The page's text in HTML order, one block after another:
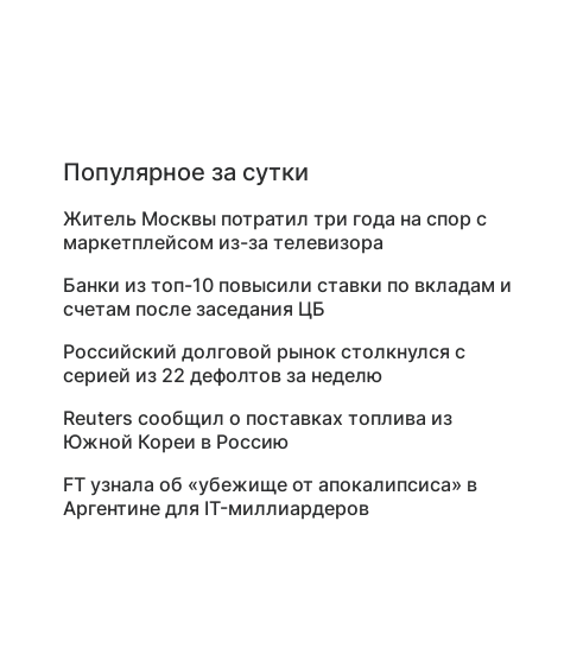
Популярное за сутки
Житель Москвы потратил три года на спор с
маркетплейсом из-за телевизора
Банки из топ-10 повысили ставки по вкладам и
счетам после заседания ЦБ
Российский долговой рынок столкнулся с
серией из 22 дефолтов за неделю
Reuters сообщил о поставках топлива из
Южной Кореи в Россию
FT узнала об «убежище от апокалипсиса» в
Аргентине для IT-миллиардеров